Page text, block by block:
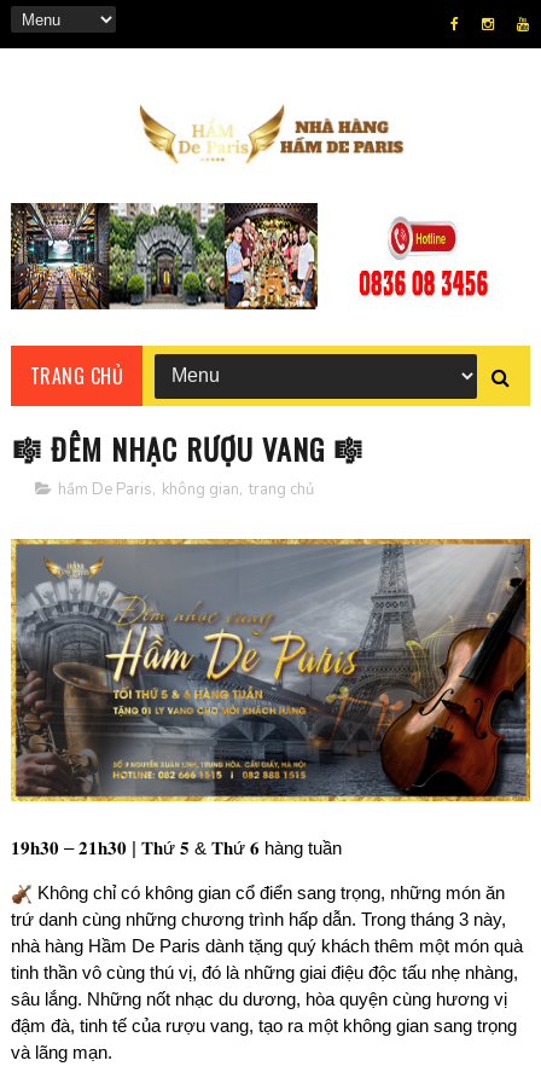
TRANG CHỦ
️🎼 ĐÊM NHẠC RƯỢU VANG 🎼
hầm De Paris, không gian, trang chủ
𝟏𝟗𝐡𝟑𝟎 – 𝟐𝟏𝐡𝟑𝟎 | 𝐓𝐡ứ 𝟓 & 𝐓𝐡ứ 𝟔 hàng tuần
Không chỉ có không gian cổ điển sang trọng, những món ăn
trứ danh cùng những chương trình hấp dẫn. Trong tháng 3 này,
nhà hàng Hầm De Paris dành tặng quý khách thêm một món quà
tinh thần vô cùng thú vị, đó là những giai điệu độc tấu nhẹ nhàng,
sâu lắng. Những nốt nhạc du dương, hòa quyện cùng hương vị
đậm đà, tinh tế của rượu vang, tạo ra một không gian sang trọng
và lãng mạn.